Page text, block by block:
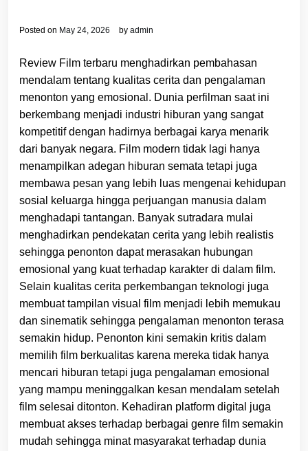
Posted on May 24, 2026 by admin
Review Film terbaru menghadirkan pembahasan
mendalam tentang kualitas cerita dan pengalaman
menonton yang emosional. Dunia perfilman saat ini
berkembang menjadi industri hiburan yang sangat
kompetitif dengan hadirnya berbagai karya menarik
dari banyak negara. Film modern tidak lagi hanya
menampilkan adegan hiburan semata tetapi juga
membawa pesan yang lebih luas mengenai kehidupan
sosial keluarga hingga perjuangan manusia dalam
menghadapi tantangan. Banyak sutradara mulai
menghadirkan pendekatan cerita yang lebih realistis
sehingga penonton dapat merasakan hubungan
emosional yang kuat terhadap karakter di dalam film.
Selain kualitas cerita perkembangan teknologi juga
membuat tampilan visual film menjadi lebih memukau
dan sinematik sehingga pengalaman menonton terasa
semakin hidup. Penonton kini semakin kritis dalam
memilih film berkualitas karena mereka tidak hanya
mencari hiburan tetapi juga pengalaman emosional
yang mampu meninggalkan kesan mendalam setelah
film selesai ditonton. Kehadiran platform digital juga
membuat akses terhadap berbagai genre film semakin
mudah sehingga minat masyarakat terhadap dunia